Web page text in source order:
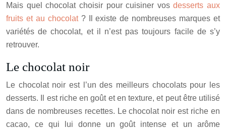
Mais quel chocolat choisir pour cuisiner vosdesserts aux
fruits et au chocolat? Il existe de nombreuses marques et
variétés de chocolat, et il n’est pas toujours facile de s’y
retrouver.
Le chocolat noir
Le chocolat noir est l’un des meilleurs chocolats pour les
desserts. Il est riche en goût et en texture, et peut être utilisé
dans de nombreuses recettes. Le chocolat noir est riche en
cacao, ce qui lui donne un goût intense et un arôme